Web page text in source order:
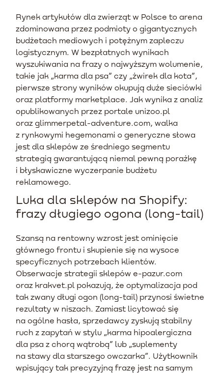
Rynek artykułów dla zwierząt w Polsce to arena
zdominowana przez podmioty o gigantycznych
budżetach mediowych i potężnym zapleczu
logistycznym. W bezpłatnych wynikach
wyszukiwania na frazy o najwyższym wolumenie,
takie jak „karma dla psa” czy „żwirek dla kota”,
pierwsze strony wyników okupują duże sieciówki
oraz platformy marketplace. Jak wynika z analiz
opublikowanych przez portale unizoo.pl
oraz glimmerpetal-adventure.com, walka
z rynkowymi hegemonami o generyczne słowa
jest dla sklepów ze średniego segmentu
strategią gwarantującą niemal pewną porażkę
i błyskawiczne wyczerpanie budżetu
reklamowego.
Luka dla sklepów na Shopify:
frazy długiego ogona (long-tail)
Szansą na rentowny wzrost jest ominięcie
głównego frontu i skupienie się na wysoce
specyficznych potrzebach klientów.
Obserwacje strategii sklepów e-pazur.com
oraz krakvet.pl pokazują, że optymalizacja pod
tak zwany długi ogon (long-tail) przynosi świetne
rezultaty w niszach. Zamiast licytować się
na ogólne hasła, sprzedawcy zyskują stabilny
ruch z zapytań w stylu „karma hipoalergiczna
dla psa z chorą wątrobą” lub „suplementy
na stawy dla starszego owczarka”. Użytkownik
wpisujący tak precyzyjną frazę jest na samym